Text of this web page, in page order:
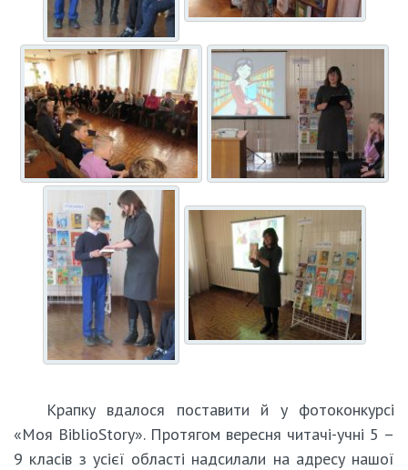
Крапку вдалося поставити й у фотоконкурсі
«Моя BiblioStory». Протягом вересня читачі-учні 5 –
9 класів з усієї області надсилали на адресу нашої